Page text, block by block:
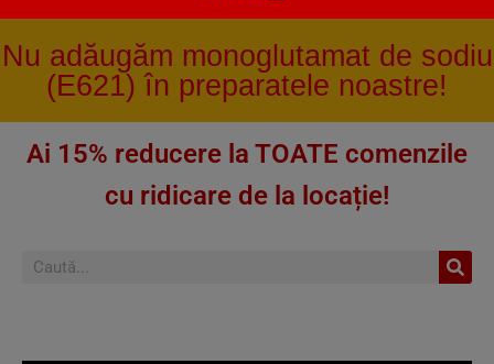
Nu adăugăm monoglutamat de sodiu
(E621) în preparatele noastre!
Ai 15% reducere la TOATE comenzile
cu ridicare de la locație!